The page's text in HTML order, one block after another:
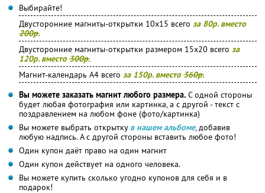
Выбирайте!
Двусторонние магниты-открытки 10х15 всего за 80р. вместо
200р.
Двусторонние магниты-открытки размером 15х20 всего за
120р. вместо 300р.
Магнит-календарь А4 всего за 150р. вместо 360р.
Вы можете заказать магнит любого размера. С одной стороны
будет любая фотография или картинка, а с другой - текст с
поздравлением на любом фоне (фото/картинка)
Вы можете выбрать открытку в нашем альбоме, добавив
любую надпись. А с другой стороны вставить любое фото!
Один купон даёт право на один магнит
Один купон действует на одного человека.
Вы можете купить сколько угодно купонов для себя и в
подарок!